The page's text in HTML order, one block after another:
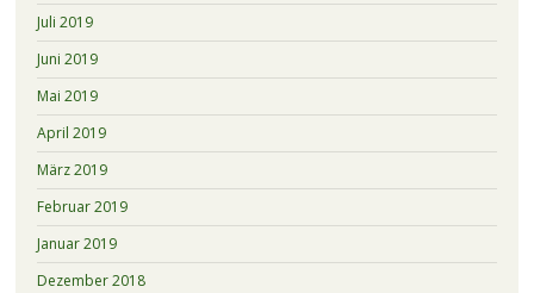
Juli 2019
Juni 2019
Mai 2019
April 2019
März 2019
Februar 2019
Januar 2019
Dezember 2018